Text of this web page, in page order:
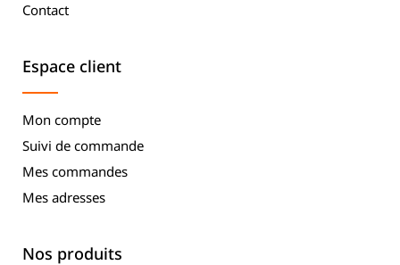
Contact
Espace client
Mon compte
Suivi de commande
Mes commandes
Mes adresses
Nos produits